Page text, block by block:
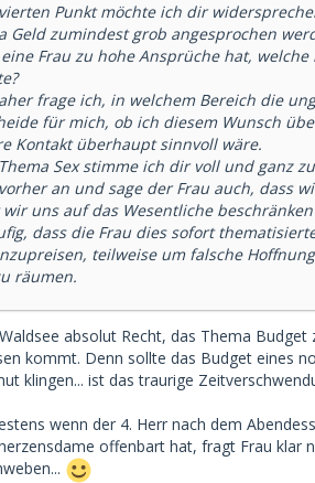
Punkt möchte ich dir
Geld zumindest grob angesprochen
Frau zu hohe Ansprüche hat,
frage ich, in welchem Bereich die
für mich, ob ich diesem Wunsch
Kontakt überhaupt sinnvoll wäre.
Sex stimme ich dir voll und ganz
an und sage der Frau auch, dass
uns auf das Wesentliche
dass die Frau dies sofort
teilweise um falsche
räumen.
absolut Recht, das Thema
kommt. Denn sollte das Budget eines
klingen... ist das traurige
wenn der 4. Herr nach dem
offenbart hat, fragt Frau klar